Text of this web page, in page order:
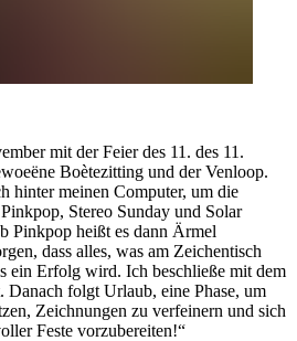
mit der Feier des 11. des 11.
Boètezitting und der Venloop.
hinter meinen Computer, um die
Stereo Sunday und Solar
Pinkpop heißt es dann Ärmel
dass alles, was am Zeichentisch
ein Erfolg wird. Ich beschließe mit dem
Danach folgt Urlaub, eine Phase, um
Zeichnungen zu verfeinern und sich
Feste vorzubereiten!“